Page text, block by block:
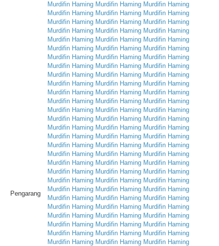
Pengarang
Murdifin Haming Murdifin Haming Murdifin Haming
Murdifin Haming Murdifin Haming Murdifin Haming
Murdifin Haming Murdifin Haming Murdifin Haming
Murdifin Haming Murdifin Haming Murdifin Haming
Murdifin Haming Murdifin Haming Murdifin Haming
Murdifin Haming Murdifin Haming Murdifin Haming
Murdifin Haming Murdifin Haming Murdifin Haming
Murdifin Haming Murdifin Haming Murdifin Haming
Murdifin Haming Murdifin Haming Murdifin Haming
Murdifin Haming Murdifin Haming Murdifin Haming
Murdifin Haming Murdifin Haming Murdifin Haming
Murdifin Haming Murdifin Haming Murdifin Haming
Murdifin Haming Murdifin Haming Murdifin Haming
Murdifin Haming Murdifin Haming Murdifin Haming
Murdifin Haming Murdifin Haming Murdifin Haming
Murdifin Haming Murdifin Haming Murdifin Haming
Murdifin Haming Murdifin Haming Murdifin Haming
Murdifin Haming Murdifin Haming Murdifin Haming
Murdifin Haming Murdifin Haming Murdifin Haming
Murdifin Haming Murdifin Haming Murdifin Haming
Murdifin Haming Murdifin Haming Murdifin Haming
Murdifin Haming Murdifin Haming Murdifin Haming
Murdifin Haming Murdifin Haming Murdifin Haming
Murdifin Haming Murdifin Haming Murdifin Haming
Murdifin Haming Murdifin Haming Murdifin Haming
Murdifin Haming Murdifin Haming Murdifin Haming
Murdifin Haming Murdifin Haming Murdifin Haming
Murdifin Haming Murdifin Haming Murdifin Haming